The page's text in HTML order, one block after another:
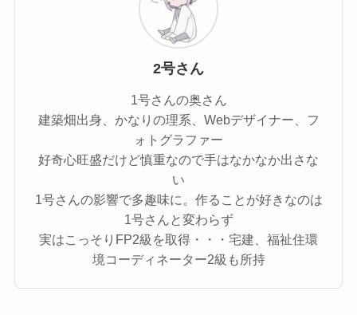
2号さん
1号さんの奥さん
建築畑出身、かなりの理系、Webデザイナー、フ
ォトグラファー
好奇心旺盛だけど慎重なので手はなかなか出さな
い
1号さんの影響で多趣味に。作ることが好きなのは
1号さんと変わらず
実はこっそりFP2級を取得・・・宅建、福祉住環
境コーディネーター2級も所持